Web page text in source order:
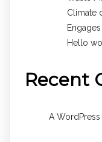
Climate
Engages
Hello
Recent
A